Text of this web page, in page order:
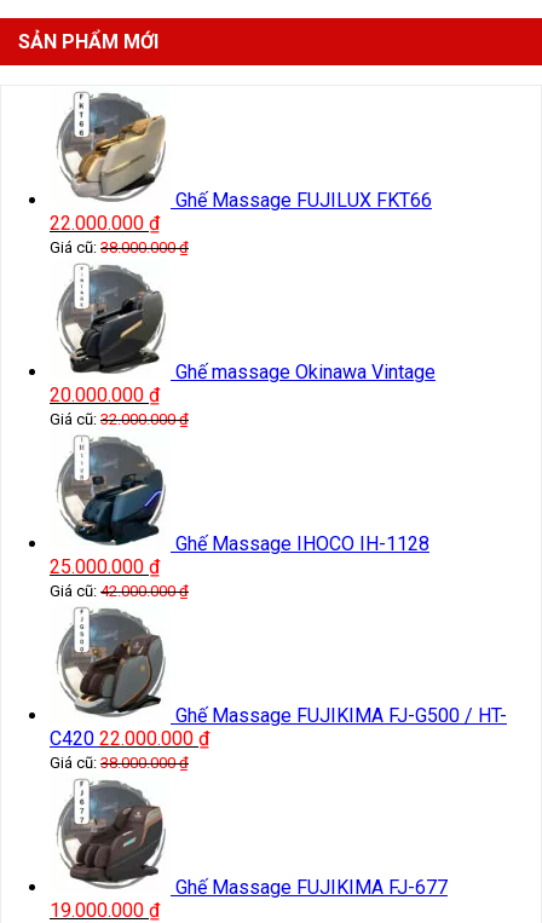
SẢN PHẨM MỚI
Ghế Massage FUJILUX FKT66
22.000.000 ₫
Giá cũ: 38.000.000₫
Ghế massage Okinawa Vintage
20.000.000 ₫
Giá cũ: 32.000.000₫
Ghế Massage IHOCO IH-1128
25.000.000 ₫
Giá cũ: 42.000.000₫
Ghế Massage FUJIKIMA FJ-G500 / HT-
C420 22.000.000 ₫
Giá cũ: 38.000.000₫
Ghế Massage FUJIKIMA FJ-677
19.000.000 ₫